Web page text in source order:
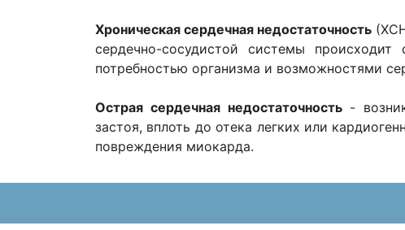
Хроническая сердечная недостаточность
сердечно-сосудистой системы
потребностью организма и возможностями
Острая сердечная недостаточность -
застоя, вплоть до отека легких или
повреждения миокарда.